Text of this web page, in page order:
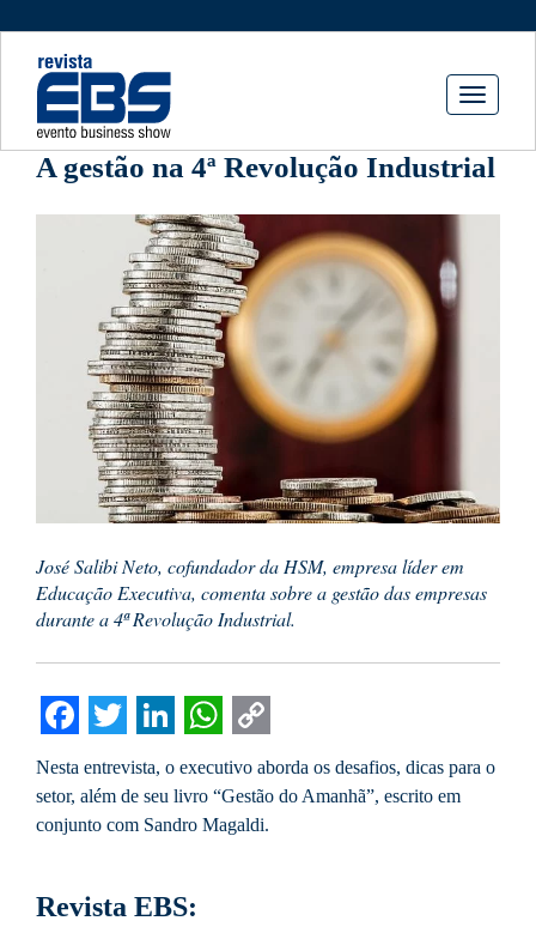
Toggle
A gestão na 4ª Revolução Industrial
José Salibi Neto, cofundador da HSM, empresa líder em
Educação Executiva, comenta sobre a gestão das empresas
durante a 4ª Revolução Industrial.
Facebook
Twitter
LinkedIn
WhatsApp
Copy
Link
Nesta entrevista, o executivo aborda os desafios, dicas para o
setor, além de seu livro “Gestão do Amanhã”, escrito em
conjunto com Sandro Magaldi.
Revista EBS: